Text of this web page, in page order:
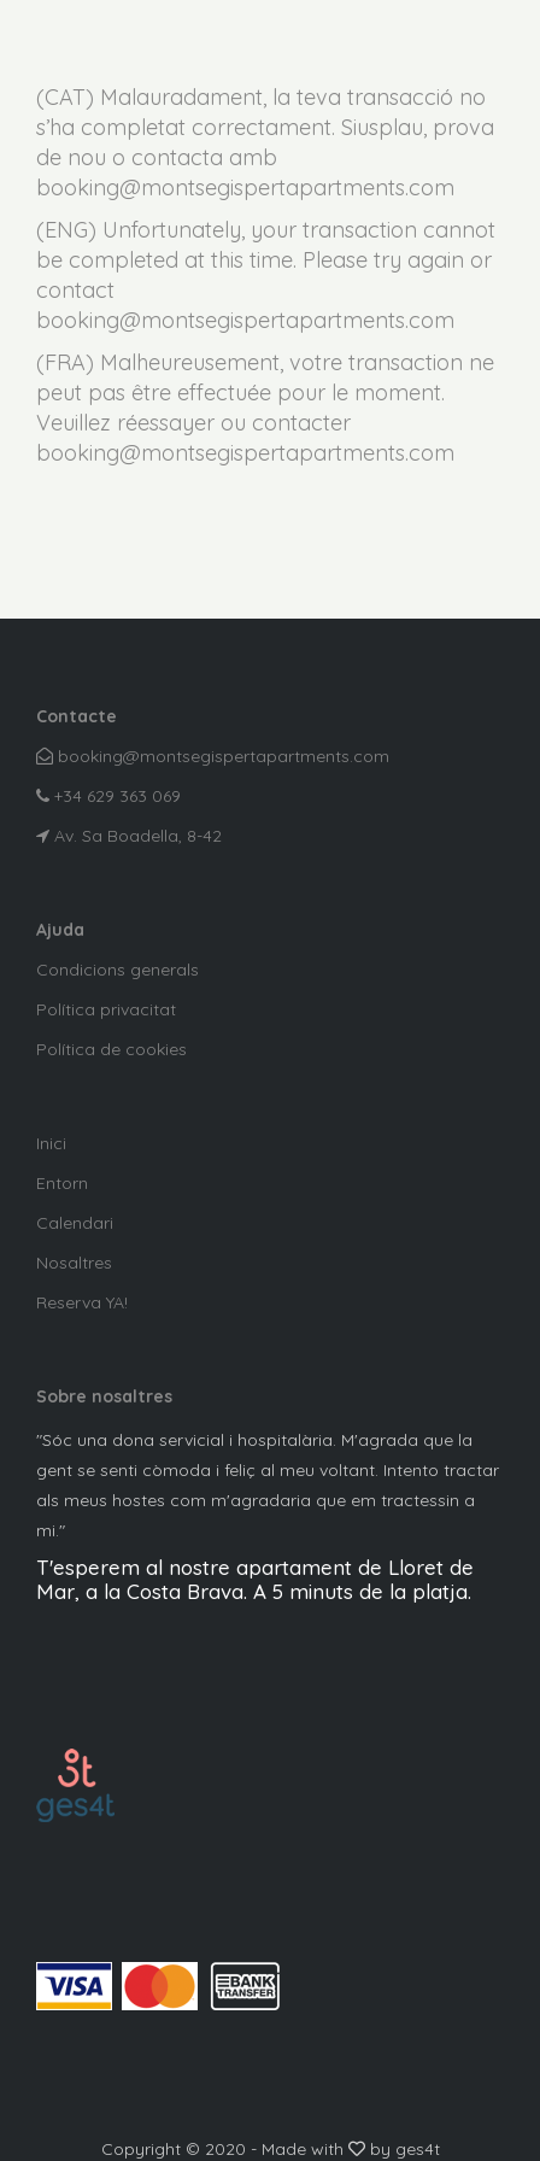
(CAT) Malauradament, la teva transacció no
s’ha completat correctament. Siusplau, prova
de nou o contacta amb
booking@montsegispertapartments.com
(ENG) Unfortunately, your transaction cannot
be completed at this time. Please try again or
contact
booking@montsegispertapartments.com
(FRA) Malheureusement, votre transaction ne
peut pas être effectuée pour le moment.
Veuillez réessayer ou contacter
booking@montsegispertapartments.com
Contacte
booking@montsegispertapartments.com
+34 629 363 069
Av. Sa Boadella, 8-42
Ajuda
Condicions generals
Política privacitat
Política de cookies
Inici
Entorn
Calendari
Nosaltres
Reserva YA!
Sobre nosaltres
"Sóc una dona servicial i hospitalària. M'agrada que la
gent se senti còmoda i feliç al meu voltant. Intento tractar
als meus hostes com m'agradaria que em tractessin a
mi."
T'esperem al nostre apartament de Lloret de
Mar, a la Costa Brava. A 5 minuts de la platja.
Copyright © 2020 - Made with by ges4t